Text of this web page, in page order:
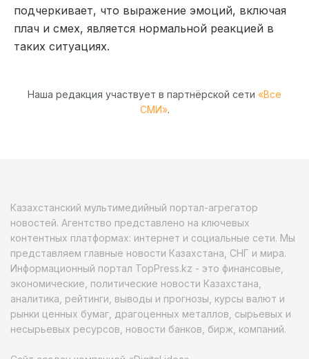
подчеркивает, что выражение эмоций, включая
плач и смех, является нормальной реакцией в
таких ситуациях.
Наша редакция участвует в партнёрской сети «Все
СМИ».
Казахстанский мультимедийный портал-агрегатор
новостей. Агентство представлено на ключевых
контентных платформах: интернет и социальные сети. Мы
представляем главные новости Казахстана, СНГ и мира.
Информационный портал TopPress.kz - это финансовые,
экономические, политические новости Казахстана,
аналитика, рейтинги, выводы и прогнозы, курсы валют и
рынки ценных бумаг, драгоценных металлов, сырьевых и
несырьевых ресурсов, новости банков, бирж, компаний.